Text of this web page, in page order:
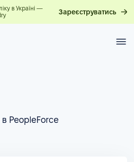
в Україні —
Зареєструватись
PeopleForce